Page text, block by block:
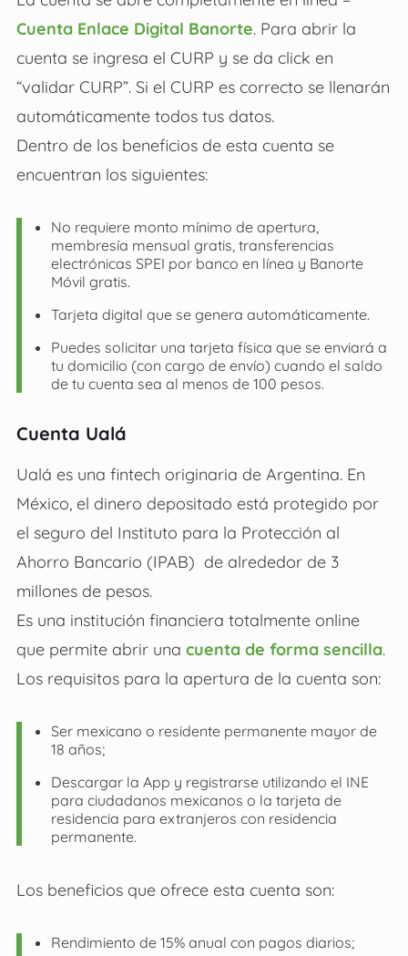
Cuenta Enlace Digital Banorte. Para abrir la
cuenta se ingresa el CURP y se da click en
“validar CURP”. Si el CURP es correcto se llenarán
automáticamente todos tus datos.
Dentro de los beneficios de esta cuenta se
encuentran los siguientes:
No requiere monto mínimo de apertura,
membresía mensual gratis, transferencias
electrónicas SPEI por banco en línea y Banorte
Móvil gratis.
Tarjeta digital que se genera automáticamente.
Puedes solicitar una tarjeta física que se enviará a
tu domicilio (con cargo de envío) cuando el saldo
de tu cuenta sea al menos de 100 pesos.
Cuenta Ualá
Ualá es una fintech originaria de Argentina. En
México, el dinero depositado está protegido por
el seguro del Instituto para la Protección al
Ahorro Bancario (IPAB) de alrededor de 3
millones de pesos.
Es una institución financiera totalmente online
que permite abrir una cuenta de forma sencilla.
Los requisitos para la apertura de la cuenta son:
Ser mexicano o residente permanente mayor de
18 años;
Descargar la App y registrarse utilizando el INE
para ciudadanos mexicanos o la tarjeta de
residencia para extranjeros con residencia
permanente.
Los beneficios que ofrece esta cuenta son:
Rendimiento de 15% anual con pagos diarios;